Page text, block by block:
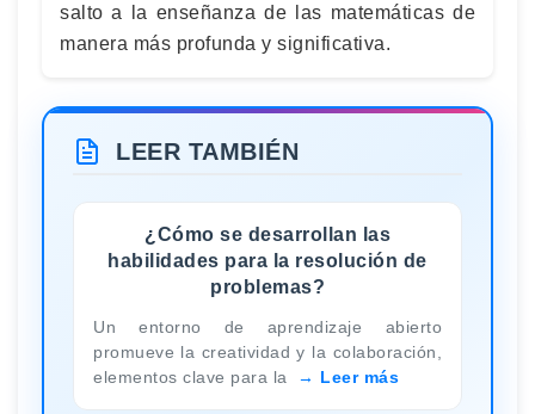
salto a la enseñanza de las matemáticas de
manera más profunda y significativa.
LEER TAMBIÉN
¿Cómo se desarrollan las
habilidades para la resolución de
problemas?
Un entorno de aprendizaje abierto
promueve la creatividad y la colaboración,
elementos clave para la
Leer más